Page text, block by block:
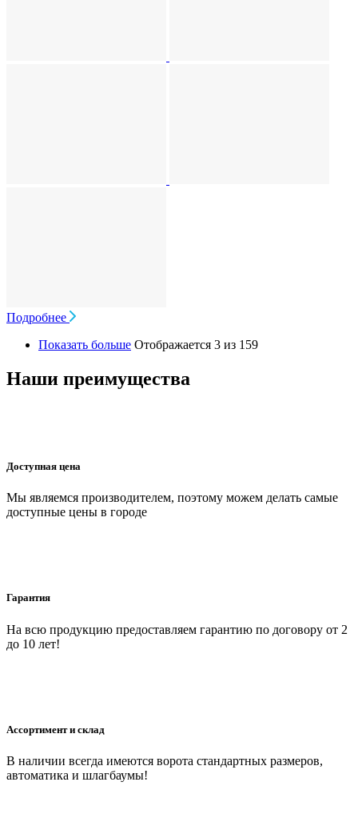
Подробнее
Показать больше Отображается 3 из 159
Наши преимущества
Доступная цена
Мы являемся производителем, поэтому можем делать самые
доступные цены в городе
Гарантия
На всю продукцию предоставляем гарантию по договору от 2
до 10 лет!
Ассортимент и склад
В наличии всегда имеются ворота стандартных размеров,
автоматика и шлагбаумы!